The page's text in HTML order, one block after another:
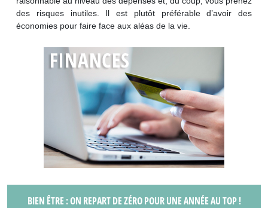
des risques inutiles. Il est plutôt préférable d’avoir des
économies pour faire face aux aléas de la vie.
BIEN ÊTRE : ON REPART DE ZÉRO POUR UNE ANNÉE AU TOP !